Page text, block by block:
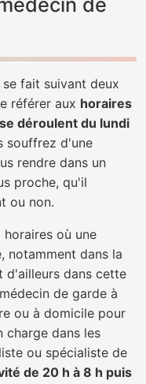
de
fait suivant deux
référer aux horaires
déroulent du lundi
souffrez d'une
rendre dans un
proche, qu'il
ou non.
où une
notamment dans la
d'ailleurs dans cette
de garde à
ou à domicile pour
charge dans les
ou spécialiste de
de 20 h à 8 h puis